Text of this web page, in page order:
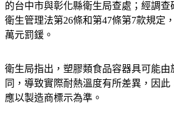
的台中市與彰化縣衛生局查處；經調
衛生管理法第26條和第47條第7款規定
萬元罰鍰。
衛生局指出，塑膠類食品容器具可能由
同，導致實際耐熱溫度有所差異，因
應以製造商標示為準。